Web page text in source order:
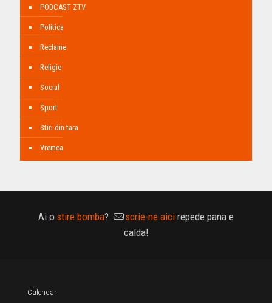
PODCAST ZTV
Politica
Reclame
Religie
Social
Sport
Stiri din tara
Vremea
Ai o stire bomba? scrie-ne aici repede pana e
calda!
Calendar